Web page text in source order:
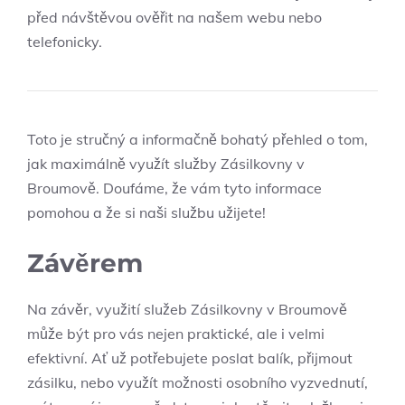
před návštěvou ověřit na našem webu nebo
telefonicky.
Toto je stručný a informačně bohatý přehled o tom,
jak maximálně využít služby Zásilkovny v
Broumově. Doufáme, že vám tyto informace
pomohou a že si naši službu užijete!
Závěrem
Na závěr, využití služeb Zásilkovny v Broumově
může být pro vás nejen praktické, ale i velmi
efektivní. Ať už potřebujete poslat balík, přijmout
zásilku, nebo využít možnosti osobního vyzvednutí,